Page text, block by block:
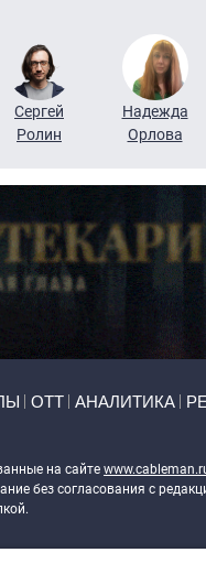
Сергей
Ролин
Надежда
Орлова
ОТТ АНАЛИТИКА
на сайте
без согласования с